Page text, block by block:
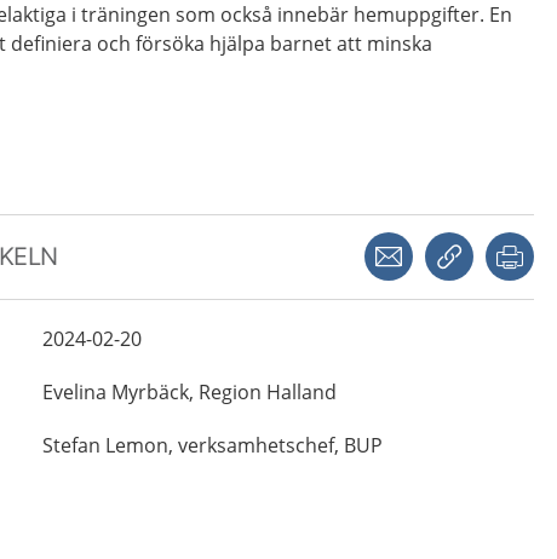
i träningen som också innebär hemuppgifter. En
definiera och försöka hjälpa barnet att minska
Dela via mejlKopiera länk
2024-02-20
Evelina Myrbäck, Region Halland
Stefan Lemon, verksamhetschef, BUP